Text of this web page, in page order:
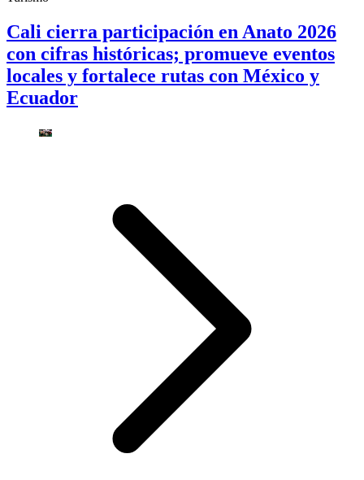
Cali cierra participación en Anato 2026
con cifras históricas; promueve eventos
locales y fortalece rutas con México y
Ecuador